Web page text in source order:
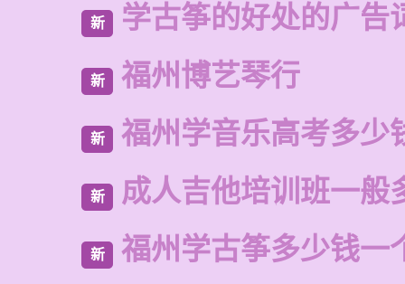
新 学古筝的好处的广告
新 福州博艺琴行
新 福州学音乐高考多少
新 成人吉他培训班一般
新 福州学古筝多少钱一